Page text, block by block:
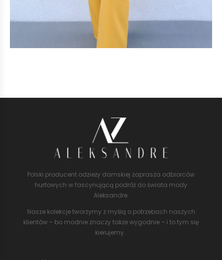
Polski producent odzieży damskiej zaprasza odbiorców
hurtowych w fascynującą podróż do świata mody
Aleksandre.
Nasze kolekcje tworzymy z myślą o potrzebach naszych
klientów – bo modnie znaczy także wygodnie – i to tym się
kierujemy.